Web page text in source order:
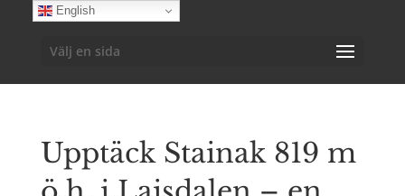
Välj en sida
Upptäck Stainak 819 m
English